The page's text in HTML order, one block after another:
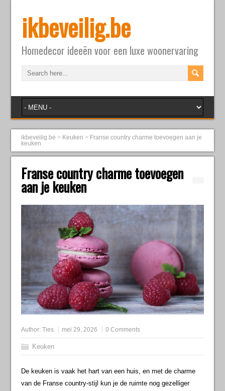
ikbeveilig.be
Homedecor ideeën voor een luxe woonervaring
ikbeveilig.be > Keuken > Franse country charme toevoegen aan je
keuken
Franse country charme toevoegen
aan je keuken
Author:Ties mei 29, 2026 0 Comments
Keuken
De keuken is vaak het hart van een huis, en met de charme
van de Franse country-stijl kun je de ruimte nog gezelliger